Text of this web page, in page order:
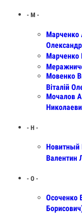
- М -
Марченко
Марченко
Мовенко
Віталій
Мочалов
- Н -
Новитный
Валентин
- О -
Осоченко